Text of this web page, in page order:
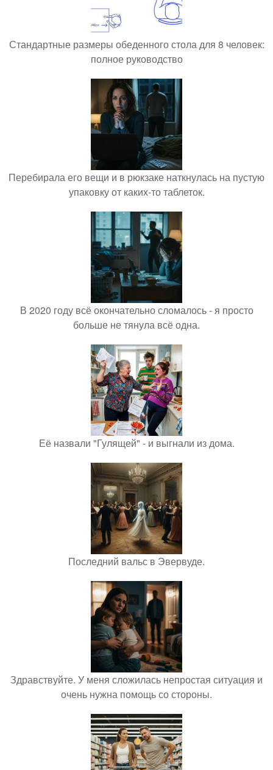
Стандартные размеры обеденного стола для 8 человек:
полное руководство
Перебирала его вещи и в рюкзаке наткнулась на пустую
упаковку от каких-то таблеток.
В 2020 году всё окончательно сломалось - я просто
больше не тянула всё одна.
Её назвали "Гулящей" - и выгнали из дома.
Последний вальс в Эвервуде.
Здравствуйте. У меня сложилась непростая ситуация и
очень нужна помощь со стороны.